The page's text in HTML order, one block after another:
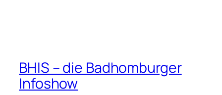
BHIS – die Badhomburger
Infoshow